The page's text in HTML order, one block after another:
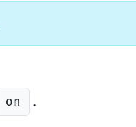
on .